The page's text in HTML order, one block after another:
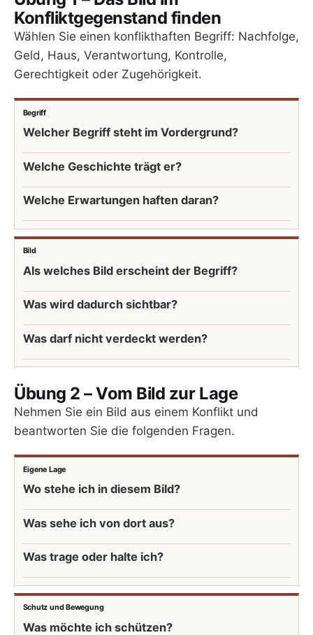
Konfliktgegenstand finden
Wählen Sie einen konflikthaften Begriff: Nachfolge,
Geld, Haus, Verantwortung, Kontrolle,
Gerechtigkeit oder Zugehörigkeit.
Begriff
Welcher Begriff steht im Vordergrund?
Welche Geschichte trägt er?
Welche Erwartungen haften daran?
Bild
Als welches Bild erscheint der Begriff?
Was wird dadurch sichtbar?
Was darf nicht verdeckt werden?
Übung 2 – Vom Bild zur Lage
Nehmen Sie ein Bild aus einem Konflikt und
beantworten Sie die folgenden Fragen.
Eigene Lage
Wo stehe ich in diesem Bild?
Was sehe ich von dort aus?
Was trage oder halte ich?
Schutz und Bewegung
Was möchte ich schützen?